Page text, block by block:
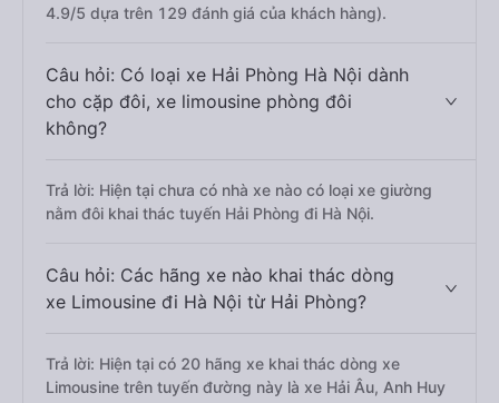
4.9/5 dựa trên 129 đánh giá của khách hàng).
Câu hỏi: Có loại xe Hải Phòng Hà Nội dành
cho cặp đôi, xe limousine phòng đôi
không?
Trả lời: Hiện tại chưa có nhà xe nào có loại xe giường
nằm đôi khai thác tuyến Hải Phòng đi Hà Nội.
Câu hỏi: Các hãng xe nào khai thác dòng
xe Limousine đi Hà Nội từ Hải Phòng?
Trả lời: Hiện tại có 20 hãng xe khai thác dòng xe
Limousine trên tuyến đường này là xe Hải Âu, Anh Huy